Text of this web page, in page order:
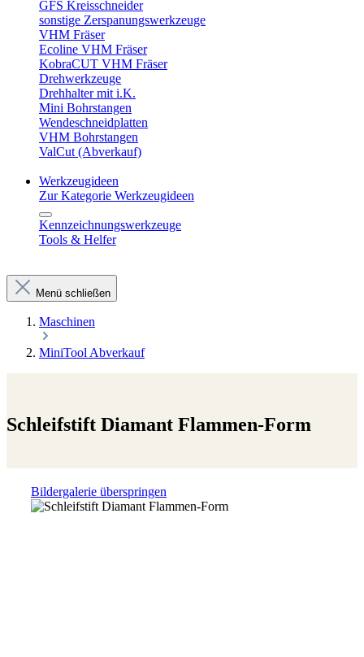
GFS Kreisschneider
sonstige Zerspanungswerkzeuge
VHM Fräser
Ecoline VHM Fräser
KobraCUT VHM Fräser
Drehwerkzeuge
Drehhalter mit i.K.
Mini Bohrstangen
Wendeschneidplatten
VHM Bohrstangen
ValCut (Abverkauf)
Werkzeugideen
Zur Kategorie Werkzeugideen
Kennzeichnungswerkzeuge
Tools & Helfer
Menü schließen
Maschinen
MiniTool Abverkauf
Schleifstift Diamant Flammen-Form
Bildergalerie überspringen